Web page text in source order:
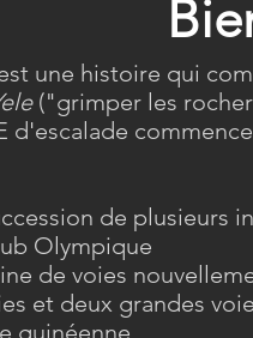
une histoire qui
("grimper les
d'escalade
de plusieurs
Olympique
de voies
et deux grandes
guinéenne